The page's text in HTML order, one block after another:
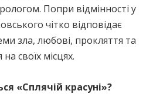
Попри відмінності у
чітко відповідає
зла, любові, прокляття та
на своїх місцях.
«Сплячій красуні»?